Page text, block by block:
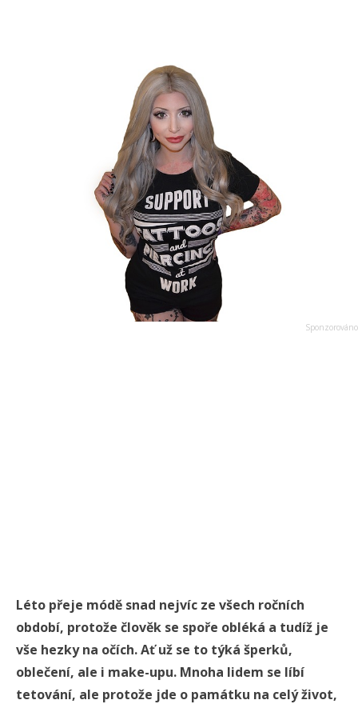
Léto přeje módě snad nejvíc ze všech ročních
období, protože člověk se spoře obléká a tudíž je
vše hezky na očích. Ať už se to týká šperků,
oblečení, ale i make-upu. Mnoha lidem se líbí
tetování, ale protože jde o památku na celý život,